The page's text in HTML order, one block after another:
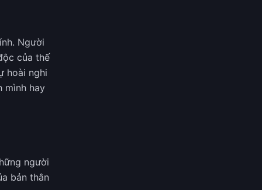
Người
của thế
hoài nghi
mình hay
người
bản thân